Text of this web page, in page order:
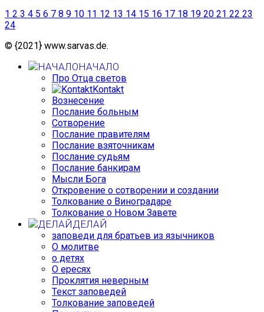
1 2 3 4 5 6 7 8 9 10 11 12 13 14 15 16 17 18 19 20 21 22 23
24
© {2021} www.sarvas.de.
НАЧАЛО
Про Отца светов
Kontakt
Вознесение
Послание больным
Сотворение
Послание правителям
Послание взяточникам
Послание судьям
Послание банкирам
Мысли Бога
Откровение о сотворении и создании
Толкование о Виноградаре
Толкование о Новом Завете
ДЕЛАЙ
заповеди для братьев из язычников
О молитве
о детях
О ересях
Проклятия неверным
Текст заповедей
Толкование заповедей